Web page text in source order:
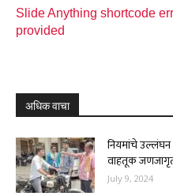
Slide Anything shortcode
provided
अधिक वाचा
नियमांचे
वाहतूक जणजागृती
July 9, 2024